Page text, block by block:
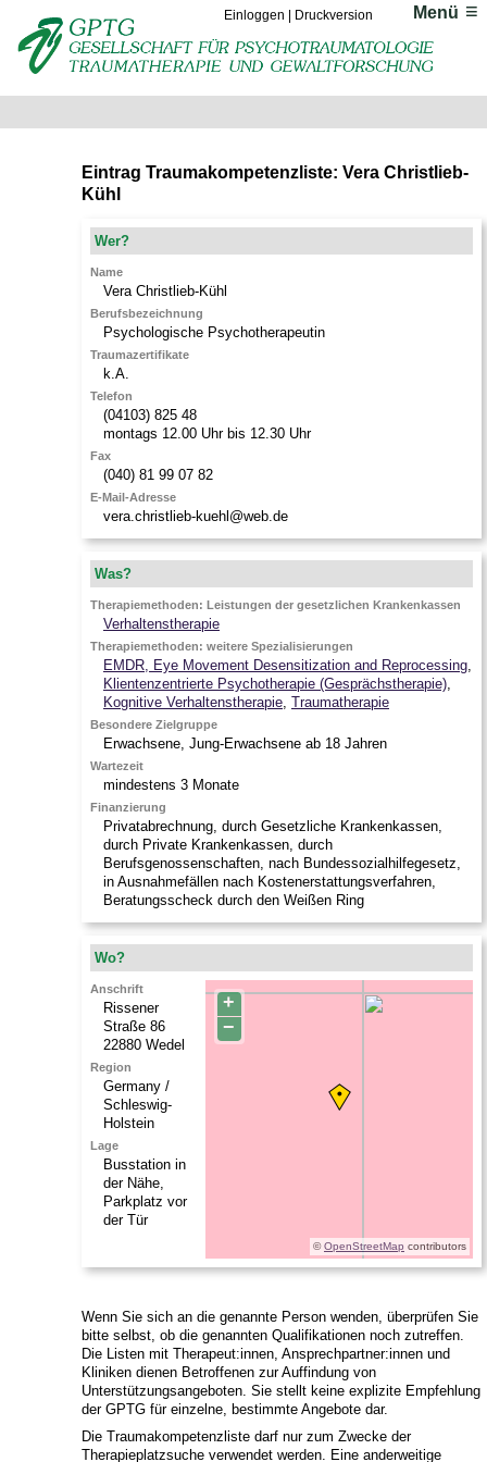
Menü
Einloggen Druckversion
Eintrag Traumakompetenzliste: Vera Christlieb-
Kühl
Wer?
Name
Vera Christlieb-Kühl
Berufsbezeichnung
Psychologische Psychotherapeutin
Traumazertifikate
k.A.
Telefon
(04103) 825 48
montags 12.00 Uhr bis 12.30 Uhr
Fax
(040) 81 99 07 82
E-Mail-Adresse
vera.christlieb-kuehl@web.de
Was?
Therapiemethoden: Leistungen der gesetzlichen Krankenkassen
Verhaltenstherapie
Therapiemethoden: weitere Spezialisierungen
EMDR, Eye Movement Desensitization and Reprocessing,
Klientenzentrierte Psychotherapie (Gesprächstherapie),
Kognitive Verhaltenstherapie, Traumatherapie
Besondere Zielgruppe
Erwachsene, Jung-Erwachsene ab 18 Jahren
Wartezeit
mindestens 3 Monate
Finanzierung
Privatabrechnung, durch Gesetzliche Krankenkassen,
durch Private Krankenkassen, durch
Berufsgenossenschaften, nach Bundessozialhilfegesetz,
in Ausnahmefällen nach Kostenerstattungsverfahren,
Beratungsscheck durch den Weißen Ring
Wo?
+
−
©OpenStreetMap contributors
Anschrift
Rissener
Straße 86
22880 Wedel
Region
Germany /
Schleswig-
Holstein
Lage
Busstation in
der Nähe,
Parkplatz vor
der Tür
Wenn Sie sich an die genannte Person wenden, überprüfen Sie
bitte selbst, ob die genannten Qualifikationen noch zutreffen.
Die Listen mit Therapeut:innen, Ansprechpartner:innen und
Kliniken dienen Betroffenen zur Auffindung von
Unterstützungsangeboten. Sie stellt keine explizite Empfehlung
der GPTG für einzelne, bestimmte Angebote dar.
Die Traumakompetenzliste darf nur zum Zwecke der
Therapieplatzsuche verwendet werden. Eine anderweitige